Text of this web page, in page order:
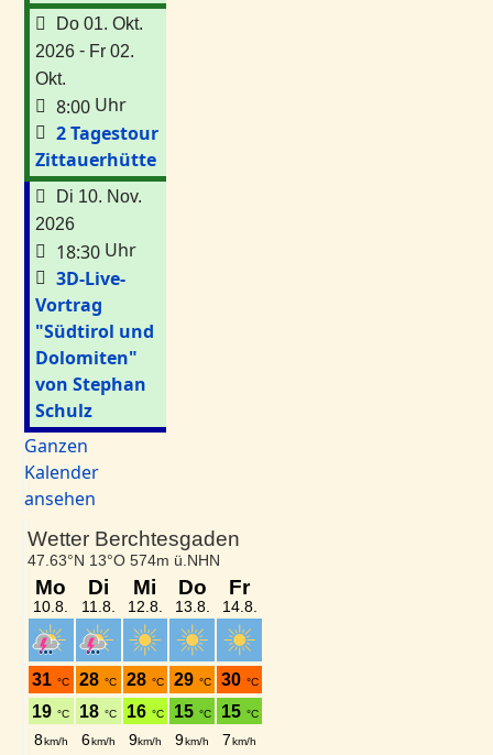
Do 01. Okt.
2026 - Fr 02.
Okt.
8:00 Uhr
2 Tagestour
Zittauerhütte
Di 10. Nov.
2026
18:30 Uhr
3D-Live-
Vortrag
"Südtirol und
Dolomiten"
von Stephan
Schulz
Ganzen
Kalender
ansehen